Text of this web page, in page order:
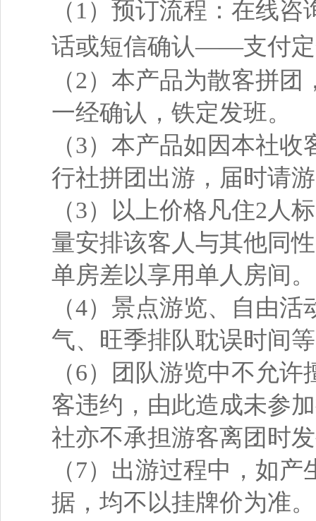
（1）预订流程：在线
话或短信确认——支付
（2）本产品为散客拼
一经确认，铁定发班。
（3）本产品如因本社
行社拼团出游，届时请
（3）以上价格凡住2人
量安排该客人与其他同
单房差以享用单人房间。
（4）景点游览、自由
气、旺季排队耽误时间
（6）团队游览中不允
客违约，由此造成未参
社亦不承担游客离团时
（7）出游过程中，如
据，均不以挂牌价为准。